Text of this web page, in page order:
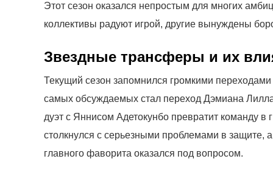
Этот сезон оказался непростым для многих
коллективы радуют игрой, другие вынуждены
Звездные трансферы и их
Текущий сезон запомнился громкими
самых обсуждаемых стал переход Дэмиана
дуэт с Яннисом Адетокунбо превратит команду в
столкнулся с серьезными проблемами в защите,
главного фаворита оказался под вопросом.